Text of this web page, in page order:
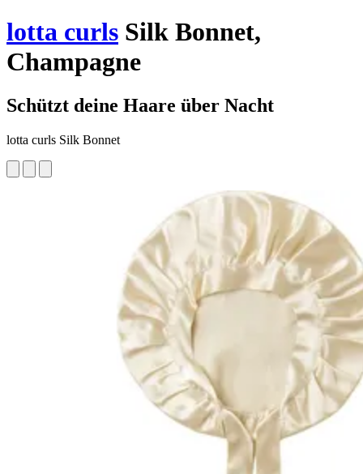
lotta curls Silk Bonnet,
Champagne
Schützt deine Haare über Nacht
lotta curls Silk Bonnet